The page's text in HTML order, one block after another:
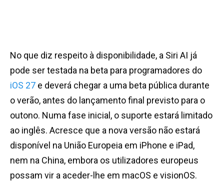
No que diz respeito à disponibilidade, a Siri AI já
pode ser testada na beta para programadores do
iOS 27 e deverá chegar a uma beta pública durante
o verão, antes do lançamento final previsto para o
outono. Numa fase inicial, o suporte estará limitado
ao inglês. Acresce que a nova versão não estará
disponível na União Europeia em iPhone e iPad,
nem na China, embora os utilizadores europeus
possam vir a aceder-lhe em macOS e visionOS.